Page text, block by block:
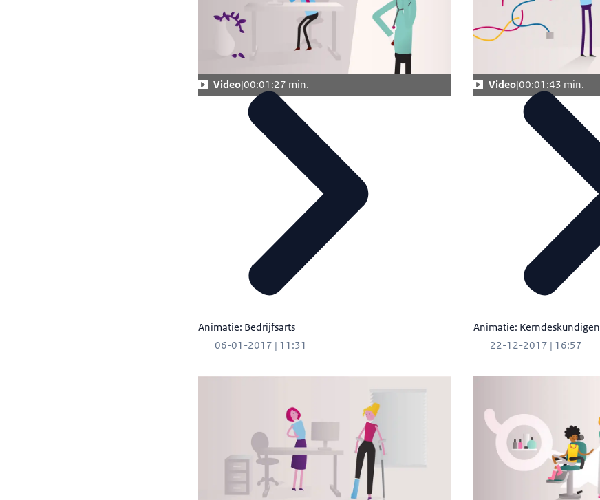
Video 00:01:27 min.
Animatie: Bedrijfsarts
06-01-2017 | 11:31
Video 00:01:43 min.
Animatie: Kerndeskundigen
22-12-2017 | 16:57